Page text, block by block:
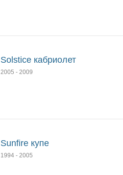
Solstice кабриолет
2005 - 2009
Sunfire купе
1994 - 2005